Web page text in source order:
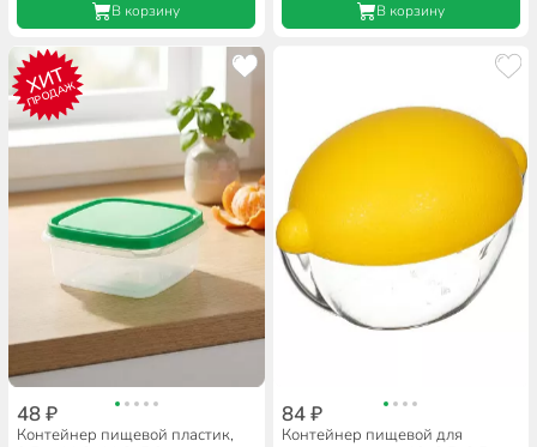
В корзину В корзину
ХИТ
ПРОДАЖ
48 ₽
Контейнер пищевой пластик,
84 ₽
Контейнер пищевой для